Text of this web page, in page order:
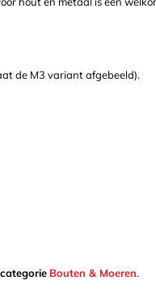
de M3 variant afgebeeld).
Bouten & Moeren.